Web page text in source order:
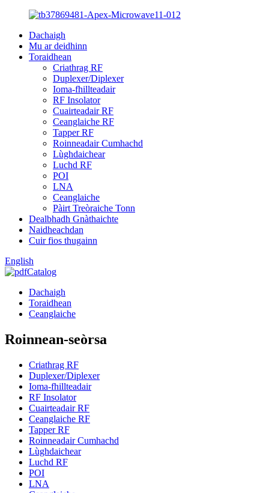
Dachaigh
Mu ar deidhinn
Toraidhean
Criathrag RF
Duplexer/Diplexer
Ioma-fhillteadair
RF Insolator
Cuairteadair RF
Ceanglaiche RF
Tapper RF
Roinneadair Cumhachd
Lùghdaichear
Luchd RF
POI
LNA
Ceanglaiche
Pàirt Treòraiche Tonn
Dealbhadh Gnàthaichte
Naidheachdan
Cuir fios thugainn
English
Catalog
Dachaigh
Toraidhean
Ceanglaiche
Roinnean-seòrsa
Criathrag RF
Duplexer/Diplexer
Ioma-fhillteadair
RF Insolator
Cuairteadair RF
Ceanglaiche RF
Tapper RF
Roinneadair Cumhachd
Lùghdaichear
Luchd RF
POI
LNA